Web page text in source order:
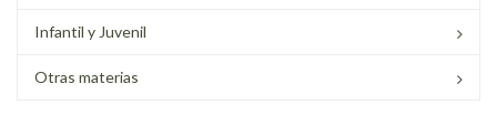
Infantil y Juvenil
Otras materias